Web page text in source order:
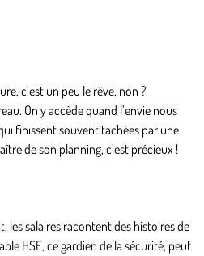
c’est un peu le rêve, non ?
On y accède quand l’envie nous
finissent souvent tachées par une
de son planning, c’est précieux !
les salaires racontent des histoires de
HSE, ce gardien de la sécurité, peut